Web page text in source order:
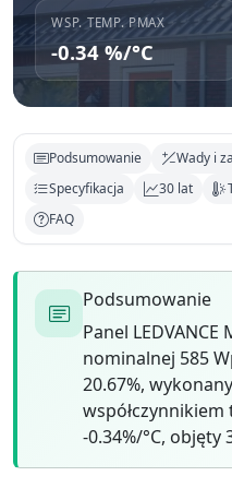
WSP. TEMP. PMAX
-0.34 %/°C
Podsumowanie Wady i
Specyfikacja
30 lat
FAQ
Podsumowanie
Panel LEDVANCE
nominalnej 585
20.67%,
-0.34%/°C,